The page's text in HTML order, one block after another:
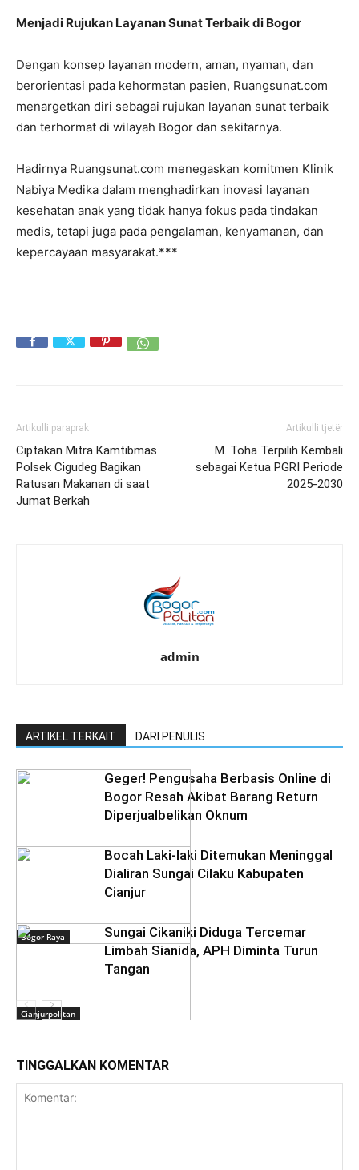
Menjadi Rujukan Layanan Sunat Terbaik di Bogor
Dengan konsep layanan modern, aman, nyaman, dan
berorientasi pada kehormatan pasien, Ruangsunat.com
menargetkan diri sebagai rujukan layanan sunat terbaik
dan terhormat di wilayah Bogor dan sekitarnya.
Hadirnya Ruangsunat.com menegaskan komitmen Klinik
Nabiya Medika dalam menghadirkan inovasi layanan
kesehatan anak yang tidak hanya fokus pada tindakan
medis, tetapi juga pada pengalaman, kenyamanan, dan
kepercayaan masyarakat.***
Artikulli paraprak
Ciptakan Mitra Kamtibmas
Polsek Cigudeg Bagikan
Ratusan Makanan di saat
Jumat Berkah
Artikulli tjetër
M. Toha Terpilih Kembali
sebagai Ketua PGRI Periode
2025-2030
admin
ARTIKEL TERKAIT DARI PENULIS
Bogor Raya
Geger! Pengusaha Berbasis Online di
Bogor Resah Akibat Barang Return
Diperjualbelikan Oknum
Cianjurpolitan
Bocah Laki-laki Ditemukan Meninggal
Dialiran Sungai Cilaku Kabupaten
Cianjur
Bogor Raya
Sungai Cikaniki Diduga Tercemar
Limbah Sianida, APH Diminta Turun
Tangan
TINGGALKAN KOMENTAR